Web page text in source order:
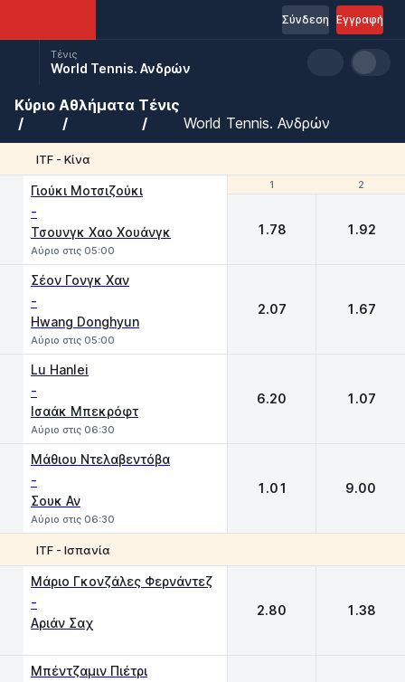
Εγγραφή
Σύνδεση
Τένις
World Tennis. Ανδρών
Κύριο Αθλήματα Τένις
World Tennis. Ανδρών
ITF - Κίνα
1 2
Γιούκι Μοτσιζούκι
-
Τσουνγκ Χαο Χουάνγκ
Αύριο στις 05:00
1 2
1.78 1.92
Σέον Γονγκ Χαν
-
Hwang Donghyun
Αύριο στις 05:00
2.07 1.67
Lu Hanlei
-
Ισαάκ Μπεκρόφτ
Αύριο στις 06:30
6.20 1.07
Μάθιου Ντελαβεντόβα
-
Σουκ Αν
Αύριο στις 06:30
1.01 9.00
ITF - Ισπανία
Μάριο Γκονζάλες Φερνάντεζ
-
Αριάν Σαχ
2.80 1.38
Μπέντζαμιν Πιέτρι